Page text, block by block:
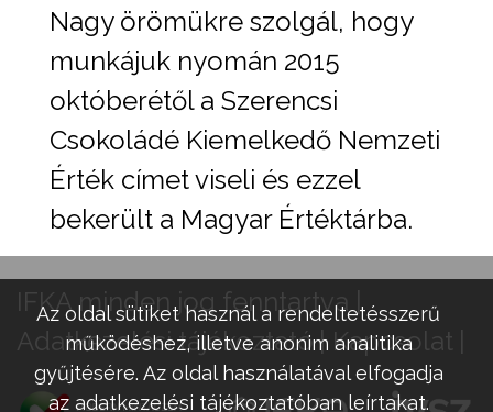
Nagy örömükre szolgál, hogy
munkájuk nyomán 2015
októberétől a Szerencsi
Csokoládé Kiemelkedő Nemzeti
Érték címet viseli és ezzel
bekerült a Magyar Értéktárba.
IFKA minden jog fenntartva |
Adatkezelési tájékoztató
Kapcsolat
Az oldal sütiket használ a rendeltetésszerű
működéshez, illetve anonim analitika
gyűjtésére. Az oldal használatával elfogadja
az adatkezelési tájékoztatóban leírtakat.